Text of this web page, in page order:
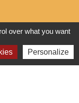
-
des cookies
over what you want
Personalize